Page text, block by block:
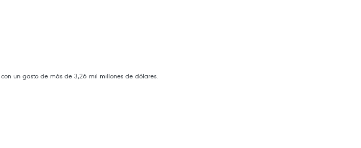
un gasto de más de 3,26 mil millones de dólares.